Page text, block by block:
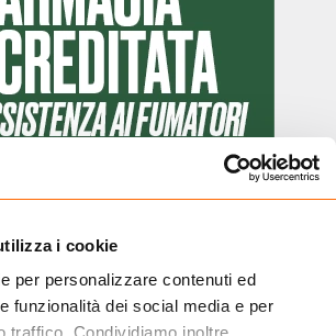
i cookie
per personalizzare contenuti ed
funzionalità dei social media e per
traffico. Condividiamo inoltre
che Farma.it è un'entità regolarmente
della Salute a effettuare la vendita online di